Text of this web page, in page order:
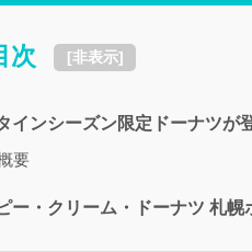
次 [非表示]
インシーズン限定ドーナツが
要
ー・クリーム・ドーナツ 札